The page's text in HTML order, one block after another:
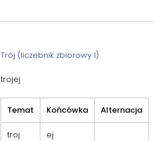
Trój (liczebnik zbiorowy I)
trojej
Temat Końcówka Alternacja
troj ej